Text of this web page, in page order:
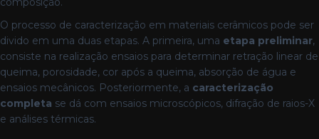
O processo de caracterização em materiais cerâmicos pode ser
divido em uma duas etapas. A primeira, uma etapa preliminar,
consiste na realização ensaios para determinar retração linear de
queima, porosidade, cor após a queima, absorção de água e
ensaios mecânicos. Posteriormente, a caracterização
completa se dá com ensaios microscópicos, difração de raios-X
e análises térmicas.